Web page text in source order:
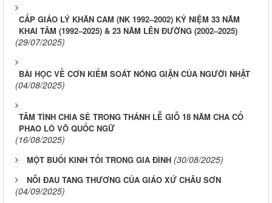
CẤP GIÁO LÝ KHĂN CAM (NK 1992–2002) KỶ NIỆM 33 NĂM
KHAI TÂM (1992–2025) & 23 NĂM LÊN ĐƯỜNG (2002–2025)
(29/07/2025)
BÀI HỌC VỀ CƠN KIỂM SOÁT NÓNG GIẬN CỦA NGƯỜI NHẬT
(04/08/2025)
TÂM TÌNH CHIA SẺ TRONG THÁNH LỄ GIỖ 18 NĂM CHA CỐ
PHAO LÔ VÕ QUỐC NGỮ
(16/08/2025)
MỘT BUỔI KINH TỐI TRONG GIA ĐÌNH (30/08/2025)
NỖI ĐAU TANG THƯƠNG CỦA GIÁO XỨ CHÂU SƠN
(04/09/2025)